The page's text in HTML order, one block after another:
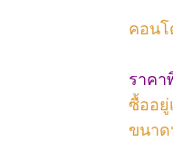
คอนโ
ราคา
ซื้ออยู่
ขนาด